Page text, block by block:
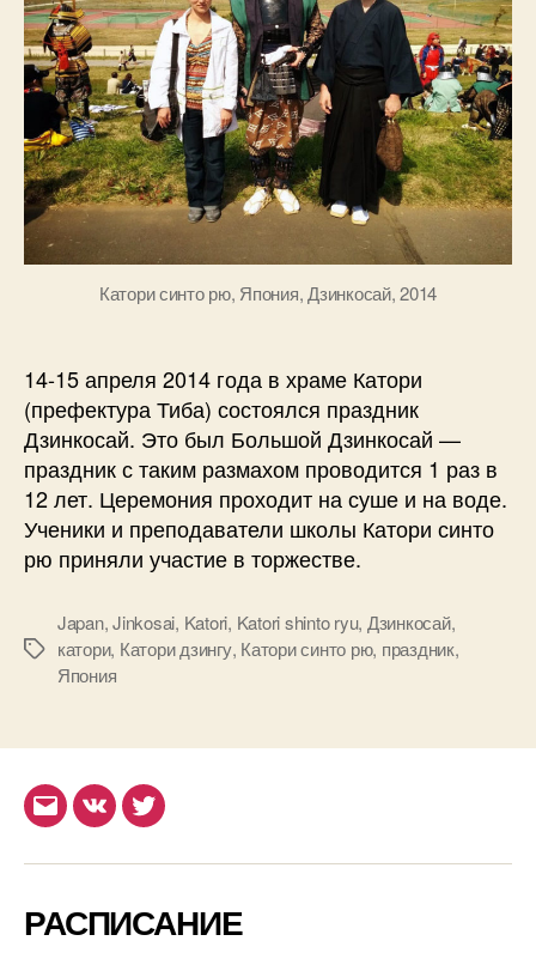
Катори синто рю, Япония, Дзинкосай, 2014
14-15 апреля 2014 года в храме Катори
(префектура Тиба) состоялся праздник
Дзинкосай. Это был Большой Дзинкосай —
праздник с таким размахом проводится 1 раз в
12 лет. Церемония проходит на суше и на воде.
Ученики и преподаватели школы Катори синто
рю приняли участие в торжестве.
Метки
Japan,Jinkosai, Katori, Katori shinto ryu, Дзинкосай,
катори, Катори дзингу, Катори синто рю, праздник,
Япония
EmailВКонтакте
Twitter
РАСПИСАНИЕ